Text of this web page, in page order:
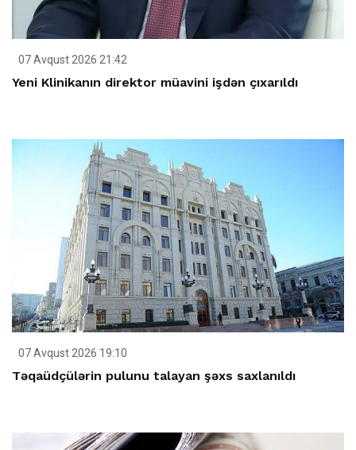
07 Avqust 2026 21:42
Yeni Klinikanın direktor müavini işdən çıxarıldı
07 Avqust 2026 19:10
Təqaüdçülərin pulunu talayan şəxs saxlanıldı